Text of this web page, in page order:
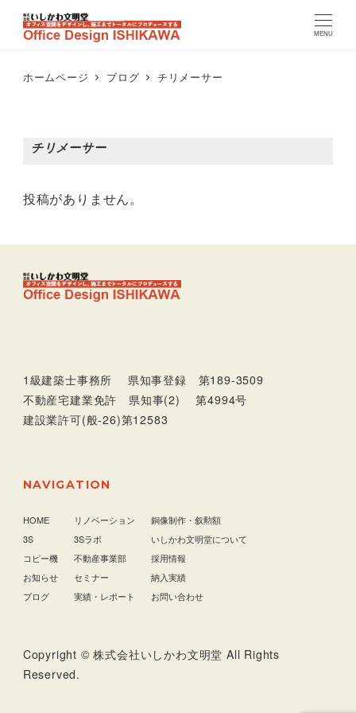
MENU
ホームページ ブログ チリメーサー
チリメーサー
投稿がありません。
1級建築士事務所 県知事登録 第189-3509
不動産宅建業免許 県知事(2) 第4994号
建設業許可(般-26)第12583
NAVIGATION
HOME リノベーション
銅像制作・叙勲額
3S
3Sラボ
いしかわ文明堂について
コピー機
不動産事業部
採用情報
お知らせ
セミナー
納入実績
ブログ
実績・レポート お問い合わせ
Copyright © 株式会社いしかわ文明堂 All Rights
Reserved.